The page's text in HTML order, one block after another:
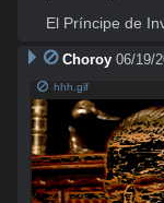
El Príncipe de
Choroy 06/19/
hhh.gif